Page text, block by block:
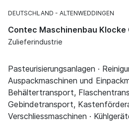
DEUTSCHLAND ALTENWEDDINGEN
Contec Maschinenbau Klocke
Zulieferindustrie
Pasteurisierungsanlagen ·
Auspackmaschinen und
Behältertransport,
Gebindetransport,
Verschliessmaschinen ·